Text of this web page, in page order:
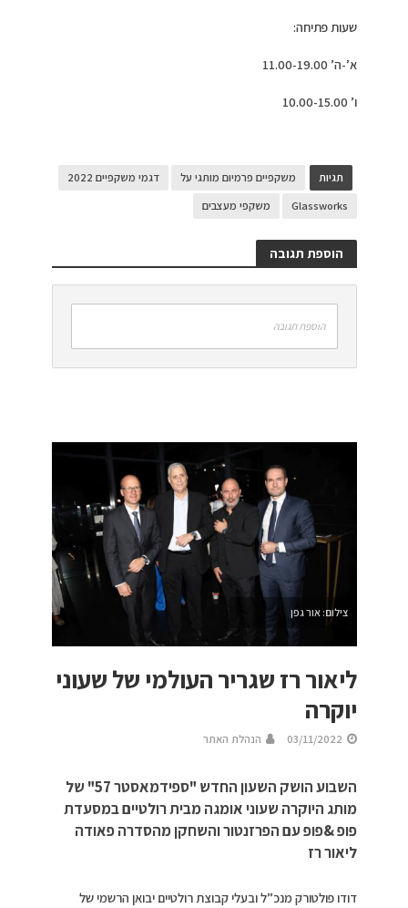
שעות פתיחה:
א’-ה’ 11.00-19.00
ו’ 10.00-15.00
תגיות משקפיים פרמיום מותגי על
דגמי משקפיים 2022
Glassworks
משקפי מעצבים
הוספת תגובה
הוספת תגובה
צילום: אור גפן
ליאור רז שגריר העולמי של שעוני
יוקרה
03/11/2022 הנהלת האתר
השבוע הושק השעון החדש "ספידמאסטר 57" של
מותג היוקרה שעוני אומגה מבית רולטיים במסעדת
פופ &פופ עם הפרזנטור והשחקן מהסדרה פאודה
ליאור רז
דודו פולטורק מנכ”ל ובעלי קבוצת רולטיים יבואן הרשמי של